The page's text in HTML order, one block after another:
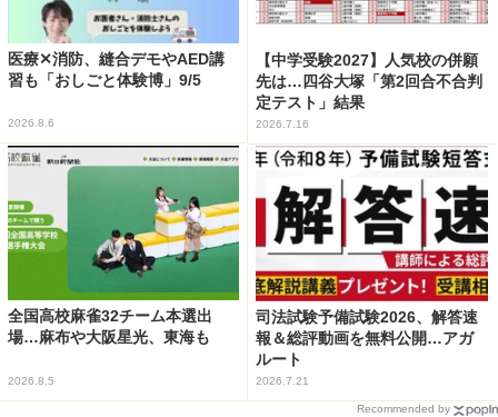
医療✕消防、縫合デモやAED講
習も「おしごと体験博」9/5
2026.8.6
【中学受験2027】人気校の併願
先は…四谷大塚「第2回合不合判
定テスト」結果
2026.7.16
全国高校麻雀32チーム本選出
場…麻布や大阪星光、東海も
2026.8.5
司法試験予備試験2026、解答速
報＆総評動画を無料公開…アガ
ルート
2026.7.21
Recommended by